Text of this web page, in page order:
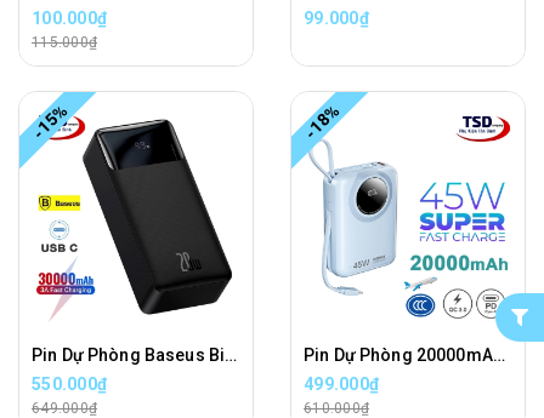
100.000₫
115.000₫
99.000₫
-15%
Pin Dự Phòng Baseus Bipow 30000mAh Chính Hãng ( 20W, Type C 2 Chiều )
550.000₫
649.000₫
-18%
Pin Dự Phòng 20000mAh Remax FC-02 Sạc Nhanh 45W Chính Hãng
499.000₫
610.000₫